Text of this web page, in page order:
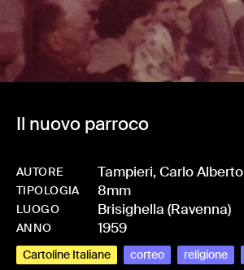
Il nuovo parroco
AUTORE Tampieri, Carlo Alberto
TIPOLOGIA 8mm
LUOGO Brisighella (Ravenna)
ANNO 1959
Cartoline Italiane corteo religione